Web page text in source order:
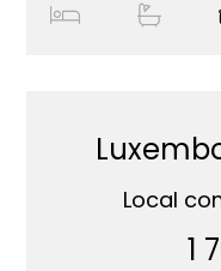
Local
1